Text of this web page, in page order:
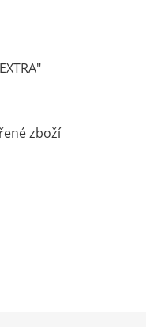
zboží